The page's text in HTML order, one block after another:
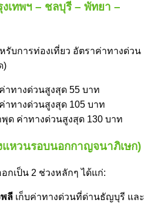
งเทพฯ – ชลบุรี – พัทยา –
บการท่องเที่ยว อัตราค่าทางด่วน
)
ค่าทางด่วนสูงสุด 55 บาท
ค่าทางด่วนสูงสุด 105 บาท
พุด ค่าทางด่วนสูงสุด 130 บาท
แหวนรอบนอกกาญจนาภิเษก)
อกเป็น 2 ช่วงหลักๆ ได้แก่:
พลี เก็บค่าทางด่วนที่ด่านธัญบุรี และ